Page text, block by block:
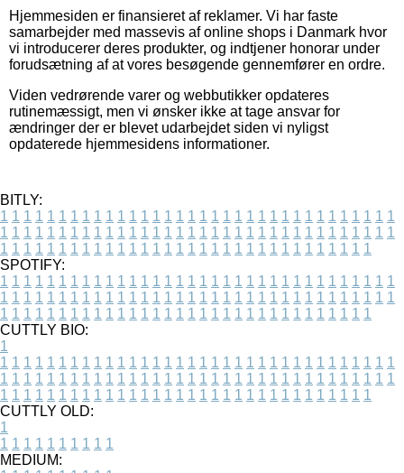
Hjemmesiden er finansieret af reklamer. Vi har faste
samarbejder med massevis af online shops i Danmark hvor
vi introducerer deres produkter, og indtjener honorar under
forudsætning af at vores besøgende gennemfører en ordre.
Viden vedrørende varer og webbutikker opdateres
rutinemæssigt, men vi ønsker ikke at tage ansvar for
ændringer der er blevet udarbejdet siden vi nyligst
opdaterede hjemmesidens informationer.
BITLY:
1 1 1 1 1 1 1 1 1 1 1 1 1 1 1 1 1 1 1 1 1 1 1 1 1 1 1 1 1 1 1 1 1 1
1 1 1 1 1 1 1 1 1 1 1 1 1 1 1 1 1 1 1 1 1 1 1 1 1 1 1 1 1 1 1 1 1 1
1 1 1 1 1 1 1 1 1 1 1 1 1 1 1 1 1 1 1 1 1 1 1 1 1 1 1 1 1 1 1 1
SPOTIFY:
1 1 1 1 1 1 1 1 1 1 1 1 1 1 1 1 1 1 1 1 1 1 1 1 1 1 1 1 1 1 1 1 1 1
1 1 1 1 1 1 1 1 1 1 1 1 1 1 1 1 1 1 1 1 1 1 1 1 1 1 1 1 1 1 1 1 1 1
1 1 1 1 1 1 1 1 1 1 1 1 1 1 1 1 1 1 1 1 1 1 1 1 1 1 1 1 1 1 1 1
CUTTLY BIO:
1
1 1 1 1 1 1 1 1 1 1 1 1 1 1 1 1 1 1 1 1 1 1 1 1 1 1 1 1 1 1 1 1 1 1
1 1 1 1 1 1 1 1 1 1 1 1 1 1 1 1 1 1 1 1 1 1 1 1 1 1 1 1 1 1 1 1 1 1
1 1 1 1 1 1 1 1 1 1 1 1 1 1 1 1 1 1 1 1 1 1 1 1 1 1 1 1 1 1 1 1
CUTTLY OLD:
1
1 1 1 1 1 1 1 1 1 1
MEDIUM: